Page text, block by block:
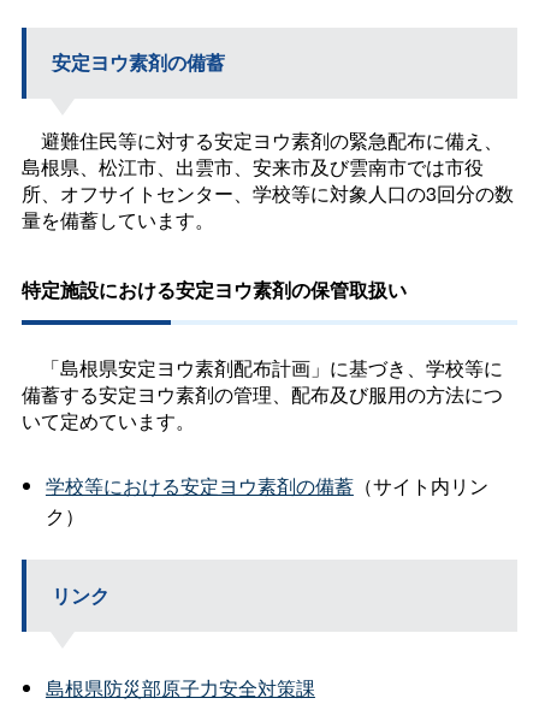
安定ヨウ素剤の備蓄
避難住民等に対する安定ヨウ素剤の緊急配布に備え、
島根県、松江市、出雲市、安来市及び雲南市では市役
所、オフサイトセンター、学校等に対象人口の3回分の数
量を備蓄しています。
特定施設における安定ヨウ素剤の保管取扱い
「島根県安定ヨウ素剤配布計画」に基づき、学校等に
備蓄する安定ヨウ素剤の管理、配布及び服用の方法につ
いて定めています。
学校等における安定ヨウ素剤の備蓄（サイト内リン
ク）
リンク
島根県防災部原子力安全対策課